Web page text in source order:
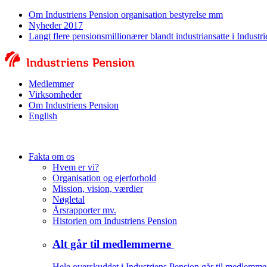
Om Industriens Pension organisation bestyrelse mm
Nyheder 2017
Langt flere pensionsmillionærer blandt industriansatte i
Medlemmer
Virksomheder
Om Industriens Pension
English
Fakta om os
Hvem er vi?
Organisation og ejerforhold
Mission, vision, værdier
Nøgletal
Årsrapporter mv.
Historien om Industriens Pension
Alt går til medlemmerne